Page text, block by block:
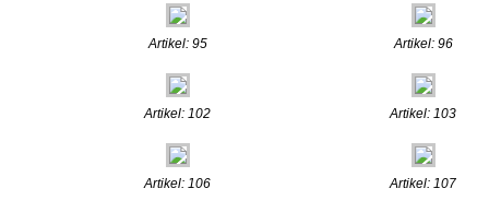
Artikel: 95 Artikel: 96
Artikel: 102 Artikel: 103
Artikel: 106 Artikel: 107